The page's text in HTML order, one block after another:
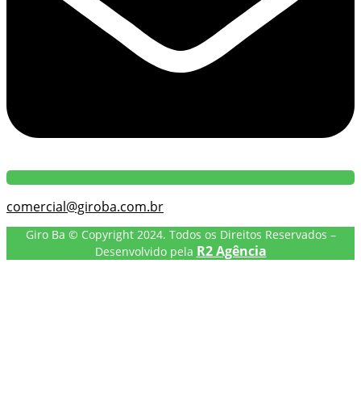
comercial@giroba.com.br
Giro Ba © Copyright 2024. Todos os Direitos Reservados –
Desenvolvido pela R2 Agência